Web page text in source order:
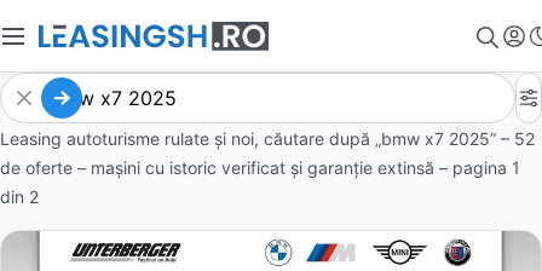
Leasing autoturisme rulate și noi, căutare după „bmw x7 2025” – 52
de oferte – mașini cu istoric verificat și garanție extinsă – pagina 1
din 2